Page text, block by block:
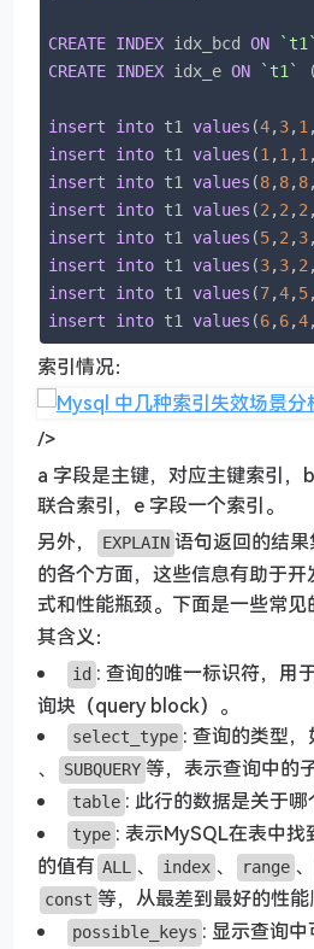
CREATE INDEX idx_bcd ON `t1`
CREATE INDEX idx_e ON `t1` (
insert into t1 values (4, 3, 1 ,
insert
into t1 values (1 , 1 , 1 ,
insert
into t1 values (8, 8, 8,
insert
into t1 values (2 , 2 , 2 ,
insert
into t1 values (5, 2 , 3,
insert
into t1 values (3, 3, 2 ,
insert
into t1 values (7,4, 5,
insert
into t1 values (6, 6,4
索引情况：
/>
a 字段是主键，对应主键索引，
联合索引，e 字段一个索引。
另外，
EXPLAIN 语句返回的结
的各个方面，这些信息有助于
式和性能瓶颈。下面是一些常见
其含义：
id : 查询的唯一标识符，用
询块（query block）。
select_type : 查询的类型，
、 SUBQUERY 等，表示查询中的
table : 此行的数据是关于哪
type : 表示MySQL在表中
的值有 ALL 、 index 、 range 、
const 等，从最差到最好的性能
possible_keys : 显示查询中